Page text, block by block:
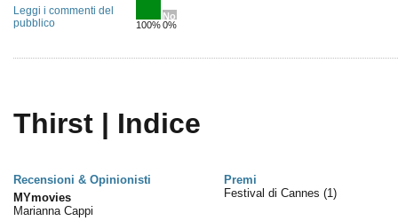
100%
No
0%
Leggi i commenti del
pubblico
Thirst | Indice
Recensioni & Opinionisti
Premi
MYmovies
Marianna Cappi
Festival di Cannes (1)